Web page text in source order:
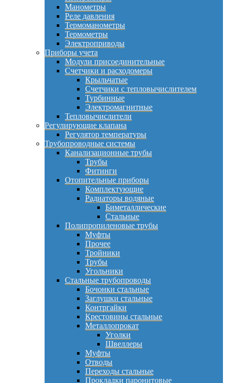
Манометры
Реле давления
Термоманометры
Термометры
Электроприводы
Приборы учета
Модули присоединительные
Счетчики и расходомеры
Крыльчатые
Счетчики с тепловычислителем
Турбинные
Электромагнитные
Тепловычислители
Регулирующие клапана
Регулятор температуры
Трубопроводные системы
Канализационные трубы
Трубы
Фитинги
Отопительные приборы
Комплектующие
Радиаторы водяные
Биметаллические
Стальные
Полипропиленовые трубы
Муфты
Прочее
Тройники
Трубы
Угольники
Стальные трубопроводы
Бочонки стальные
Заглушки стальные
Контргайки
Крестовины стальные
Металлопрокат
Уголки
Швеллеры
Муфты
Отводы
Переходы стальные
Прокладки паронитовые